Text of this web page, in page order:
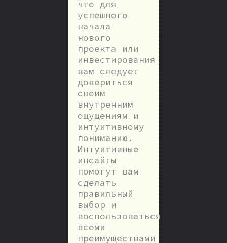
что для
успешного
начала
нового
проекта или
инвестирования
вам следует
довериться
своим
внутренним
ощущениям и
интуитивному
пониманию.
Интуитивные
инсайты
помогут вам
сделать
правильный
выбор и
воспользоваться
всеми
преимуществами